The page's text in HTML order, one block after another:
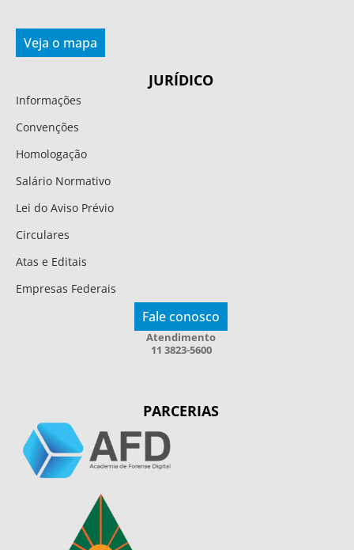
Veja o mapa
JURÍDICO
Informações
Convenções
Homologação
Salário Normativo
Lei do Aviso Prévio
Circulares
Atas e Editais
Empresas Federais
Fale conosco
Atendimento
11 3823-5600
PARCERIAS